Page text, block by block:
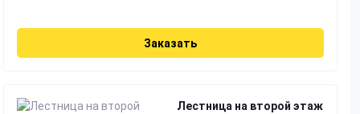
Заказать
Лестница на второй этаж